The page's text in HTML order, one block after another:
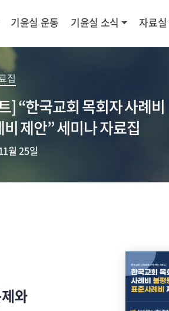
기윤실 운동 기윤실 소식 자료실
집
] “한국교회 목회자 사례비
제안” 세미나 자료집
월 25일
와